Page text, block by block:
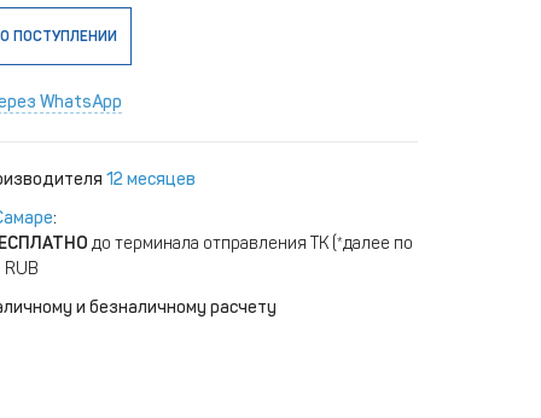
ПОСТУПЛЕНИИ
WhatsApp
12 месяцев
:
до терминала отправления ТК (*далее по
и безналичному расчету